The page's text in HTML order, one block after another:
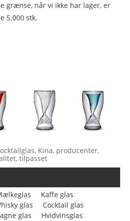
grænse, når vi ikke har lager, er
5.000 stk.
Kina, producenter,
tilpasset
Kaffe glas
glas
Cocktail glas
glas
Hvidvinsglas